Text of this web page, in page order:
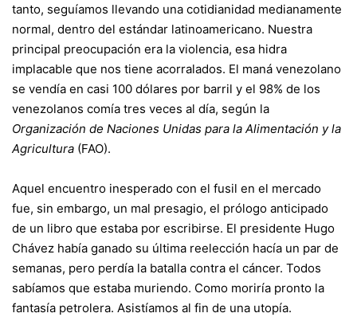
tanto, seguíamos llevando una cotidianidad medianamente
normal, dentro del estándar latinoamericano. Nuestra
principal preocupación era la violencia, esa hidra
implacable que nos tiene acorralados. El maná venezolano
se vendía en casi 100 dólares por barril y el 98% de los
venezolanos comía tres veces al día, según la
Organización de Naciones Unidas para la Alimentación y la
Agricultura (FAO).
Aquel encuentro inesperado con el fusil en el mercado
fue, sin embargo, un mal presagio, el prólogo anticipado
de un libro que estaba por escribirse. El presidente Hugo
Chávez había ganado su última reelección hacía un par de
semanas, pero perdía la batalla contra el cáncer. Todos
sabíamos que estaba muriendo. Como moriría pronto la
fantasía petrolera. Asistíamos al fin de una utopía.